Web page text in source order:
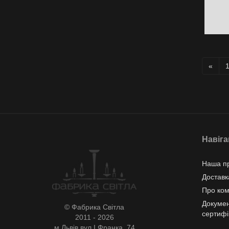
« 1
© Фабрика Світла
2011 - 2026
Наша
Про